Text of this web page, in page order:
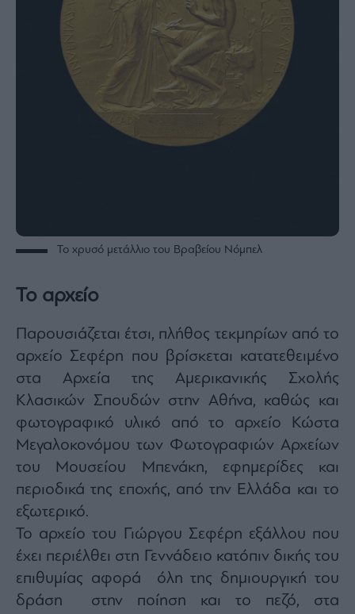
Το χρυσό μετάλλιο του Βραβείου Νόμπελ
Το αρχείο
Παρουσιάζεται έτσι, πλήθος τεκμηρίων από το
αρχείο Σεφέρη που βρίσκεται κατατεθειμένο
στα Αρχεία της Αμερικανικής Σχολής
Κλασικών Σπουδών στην Αθήνα, καθώς και
φωτογραφικό υλικό από το αρχείο Κώστα
Μεγαλοκονόμου των Φωτογραφιών Αρχείων
του Μουσείου Μπενάκη, εφημερίδες και
περιοδικά της εποχής, από την Ελλάδα και το
εξωτερικό.
Το αρχείο του Γιώργου Σεφέρη εξάλλου που
έχει περιέλθει στη Γεννάδειο κατόπιν δικής του
επιθυμίας αφορά όλη της δημιουργική του
δράση στην ποίηση και το πεζό, στα